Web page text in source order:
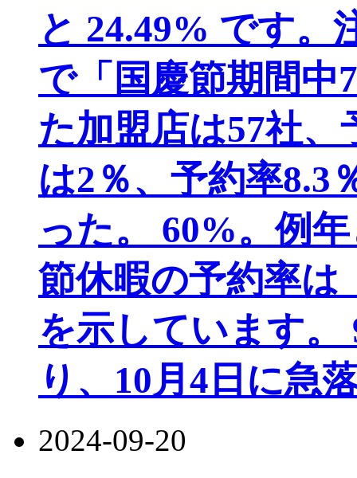
と 24.49% です。
で「国慶節期間中
た加盟店は57社、
は2％、予約率8.3
った。 60%。例
節休暇の予約率は
を示しています。
り、10月4日に急
2024-09-20